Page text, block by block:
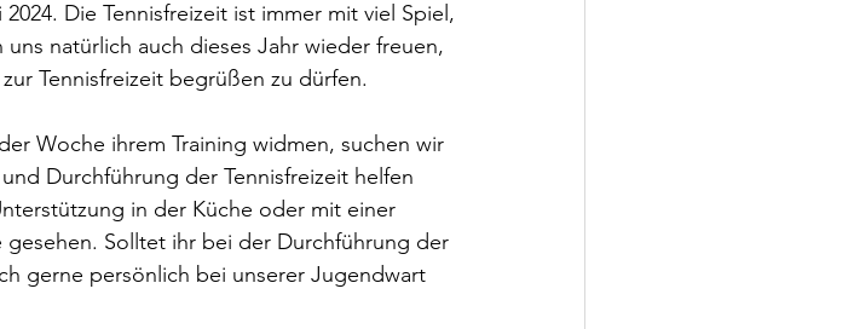
Die Tennisfreizeit ist immer mit viel Spiel,
natürlich auch dieses Jahr wieder freuen,
Tennisfreizeit begrüßen zu dürfen.
Woche ihrem Training widmen, suchen wir
Durchführung der Tennisfreizeit helfen
in der Küche oder mit einer
Solltet ihr bei der Durchführung der
gerne persönlich bei unserer Jugendwart